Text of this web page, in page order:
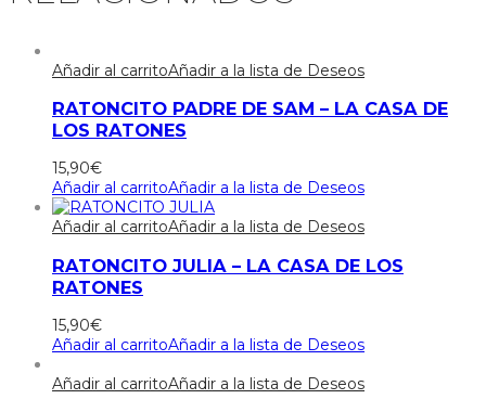
Añadir al carritoAñadir a la lista de Deseos
RATONCITO PADRE DE SAM – LA CASA DE
LOS RATONES
15,90€
Añadir al carritoAñadir a la lista de Deseos
Añadir al carritoAñadir a la lista de Deseos
RATONCITO JULIA – LA CASA DE LOS
RATONES
15,90€
Añadir al carritoAñadir a la lista de Deseos
Añadir al carritoAñadir a la lista de Deseos